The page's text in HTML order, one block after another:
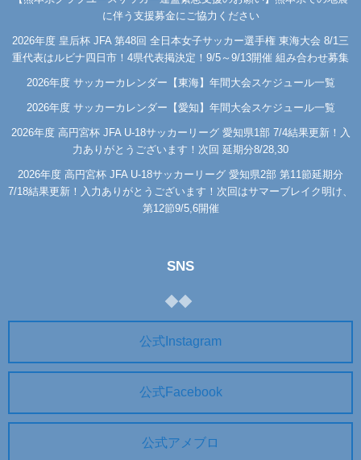
に伴う支援募金にご協力ください
2026年度 皇后杯 JFA 第48回 全日本女子サッカー選手権 東海大会 8/1三
重代表はルビナ四日市！4県代表掲決定！9/5～9/13開催 組み合わせ募集
2026年度 サッカーカレンダー【東海】年間大会スケジュール一覧
2026年度 サッカーカレンダー【愛知】年間大会スケジュール一覧
2026年度 高円宮杯 JFA U-18サッカーリーグ 愛知県1部 7/4結果更新！入
力ありがとうございます！次回 延期分8/28,30
2026年度 高円宮杯 JFA U-18サッカーリーグ 愛知県2部 第11節延期分
7/18結果更新！入力ありがとうございます！次回はサマーブレイク明け、
第12節9/5,6開催
SNS
公式Instagram
公式Facebook
公式アメブロ